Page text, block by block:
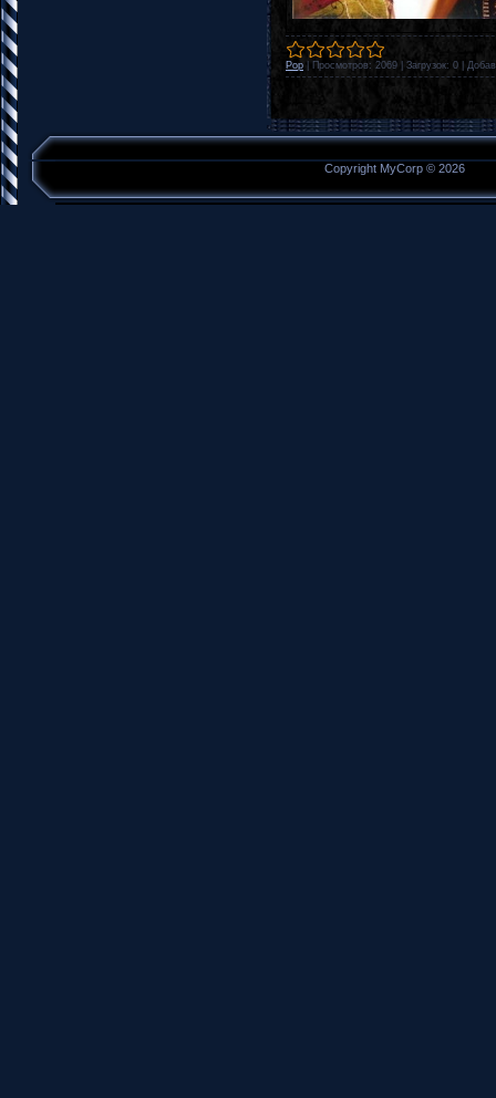
Pop Просмотров: 2069 Загрузок: 0
Copyright MyCorp © 2026